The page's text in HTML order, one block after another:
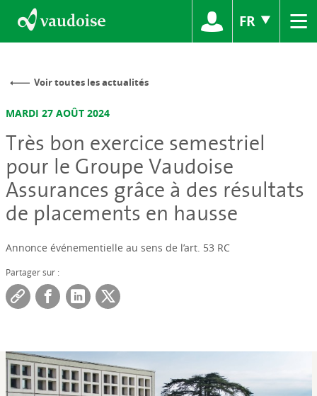
FR ≡
Voir toutes les actualités
MARDI 27 AOÛT 2024
Très bon exercice semestriel
pour le Groupe Vaudoise
Assurances grâce à des résultats
de placements en hausse
Annonce événementielle au sens de l’art. 53 RC
Partager sur :